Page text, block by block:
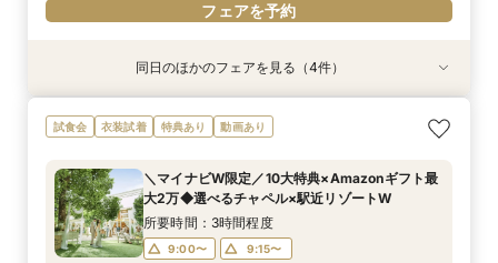
フェアを予約
特典あり
8/21(金)
【初めての見学にオススメ】見積りまでしっかり
相談★全館見学
11:00〜
12:00〜
14:00〜
16:00〜
18:00〜
8/21(金)
【遠方の方◎オンライン相談会】スマホで簡単！
豪華5大特典付き
11:00〜
13:00〜
14:00〜
16:00〜
18:00〜
特典あり
8/21(金)
【10名～会食プラン】貸切邸宅で叶える少人数ウ
エディング相談会
11:00〜
12:00〜
14:00〜
16:00〜
18:00〜
特典あり
8/21(金)
【フォト・ベビー服選べる特典有】安心マタニ
ティ相談会
11:00〜
12:00〜
14:00〜
16:00〜
18:00〜
同日のほかのフェアを見る（4件）
試食会 衣装試着 特典あり 動画あり
＼マイナビW限定／10大特典×Amazonギフト最
大2万◆選べるチャペル×駅近リゾートW
所要時間：3時間程度
9:00〜
9:15〜